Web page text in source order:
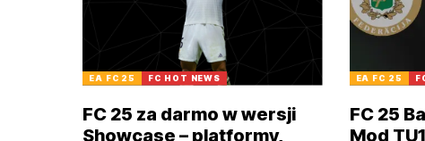
EA FC 25 FC HOT NEWS
FC 25 za darmo w wersji
Showcase – platformy,
EA FC 25
FC 25
Mod